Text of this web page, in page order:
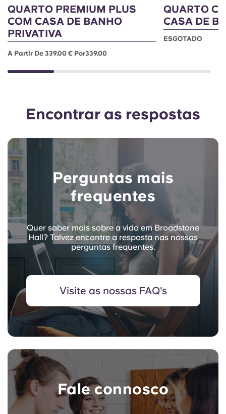
QUARTO PREMIUM PLUS
COM CASA DE BANHO
PRIVATIVA
A Partir De 339.00 € Por339.00
QUARTO
CASA DE
ESGOTADO
Encontrar as respostas
Perguntas mais
frequentes
Quer saber mais sobre a vida em Broadstone
Hall? Talvez encontre a resposta nas nossas
perguntas frequentes.
Visite as nossas FAQ's
Fale connosco